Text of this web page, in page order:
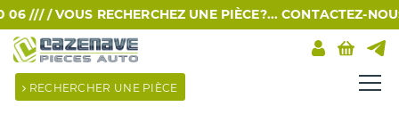
06 /// / VOUS RECHERCHEZ UNE PIÈCE?... CONTACTEZ-
RECHERCHER UNE PIÈCE